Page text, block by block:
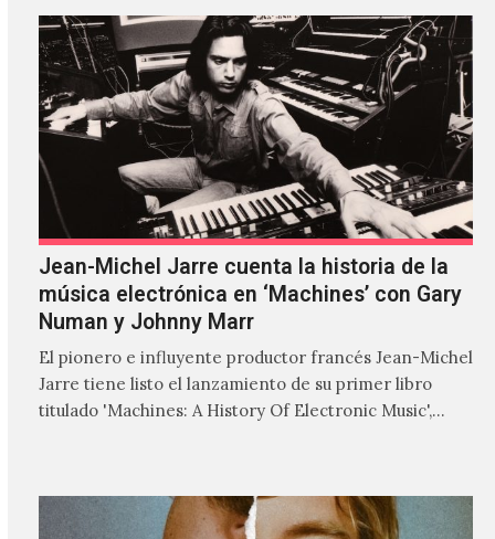
Jean-Michel Jarre cuenta la historia de la
música electrónica en ‘Machines’ con Gary
Numan y Johnny Marr
El pionero e influyente productor francés Jean-Michel
Jarre tiene listo el lanzamiento de su primer libro
titulado 'Machines: A History Of Electronic Music',